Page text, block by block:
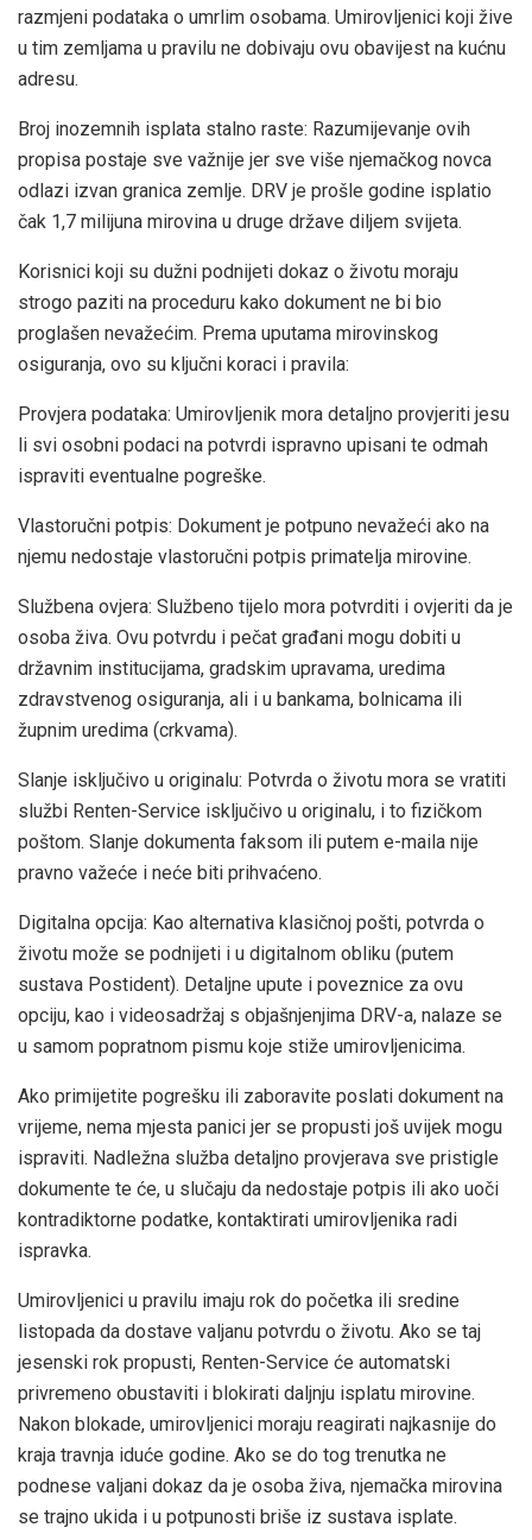
razmjeni podataka o umrlim osobama. Umirovljenici koji žive
u tim zemljama u pravilu ne dobivaju ovu obavijest na kućnu
adresu.
Broj inozemnih isplata stalno raste: Razumijevanje ovih
propisa postaje sve važnije jer sve više njemačkog novca
odlazi izvan granica zemlje. DRV je prošle godine isplatio
čak 1,7 milijuna mirovina u druge države diljem svijeta.
Korisnici koji su dužni podnijeti dokaz o životu moraju
strogo paziti na proceduru kako dokument ne bi bio
proglašen nevažećim. Prema uputama mirovinskog
osiguranja, ovo su ključni koraci i pravila:
Provjera podataka: Umirovljenik mora detaljno provjeriti jesu
li svi osobni podaci na potvrdi ispravno upisani te odmah
ispraviti eventualne pogreške.
Vlastoručni potpis: Dokument je potpuno nevažeći ako na
njemu nedostaje vlastoručni potpis primatelja mirovine.
Službena ovjera: Službeno tijelo mora potvrditi i ovjeriti da je
osoba živa. Ovu potvrdu i pečat građani mogu dobiti u
državnim institucijama, gradskim upravama, uredima
zdravstvenog osiguranja, ali i u bankama, bolnicama ili
župnim uredima (crkvama).
Slanje isključivo u originalu: Potvrda o životu mora se vratiti
službi Renten-Service isključivo u originalu, i to fizičkom
poštom. Slanje dokumenta faksom ili putem e-maila nije
pravno važeće i neće biti prihvaćeno.
Digitalna opcija: Kao alternativa klasičnoj pošti, potvrda o
životu može se podnijeti i u digitalnom obliku (putem
sustava Postident). Detaljne upute i poveznice za ovu
opciju, kao i videosadržaj s objašnjenjima DRV-a, nalaze se
u samom popratnom pismu koje stiže umirovljenicima.
Ako primijetite pogrešku ili zaboravite poslati dokument na
vrijeme, nema mjesta panici jer se propusti još uvijek mogu
ispraviti. Nadležna služba detaljno provjerava sve pristigle
dokumente te će, u slučaju da nedostaje potpis ili ako uoči
kontradiktorne podatke, kontaktirati umirovljenika radi
ispravka.
Umirovljenici u pravilu imaju rok do početka ili sredine
listopada da dostave valjanu potvrdu o životu. Ako se taj
jesenski rok propusti, Renten-Service će automatski
privremeno obustaviti i blokirati daljnju isplatu mirovine.
Nakon blokade, umirovljenici moraju reagirati najkasnije do
kraja travnja iduće godine. Ako se do tog trenutka ne
podnese valjani dokaz da je osoba živa, njemačka mirovina
se trajno ukida i u potpunosti briše iz sustava isplate.